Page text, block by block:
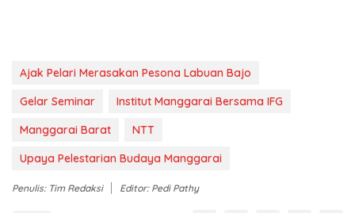
Ajak Pelari Merasakan Pesona Labuan Bajo
Gelar Seminar
Institut Manggarai Bersama IFG
Manggarai Barat
NTT
Upaya Pelestarian Budaya Manggarai
Penulis: Tim Redaksi Editor: Pedi Pathy